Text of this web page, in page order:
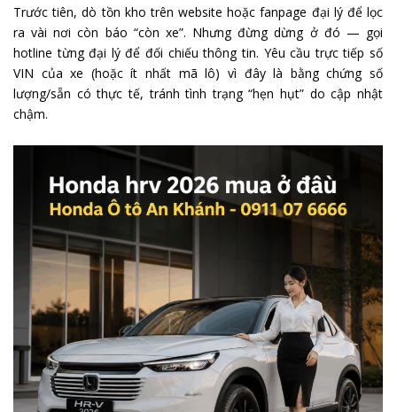
Trước tiên, dò tồn kho trên website hoặc fanpage đại lý để lọc
ra vài nơi còn báo “còn xe”. Nhưng đừng dừng ở đó — gọi
hotline từng đại lý để đối chiếu thông tin. Yêu cầu trực tiếp số
VIN của xe (hoặc ít nhất mã lô) vì đây là bằng chứng số
lượng/sẵn có thực tế, tránh tình trạng “hẹn hụt” do cập nhật
chậm.